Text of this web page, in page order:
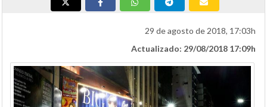
29 de agosto de 2018, 17:03h
Actualizado: 29/08/2018 17:09h